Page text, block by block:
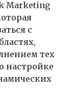
Marketing
с
тех
настройке